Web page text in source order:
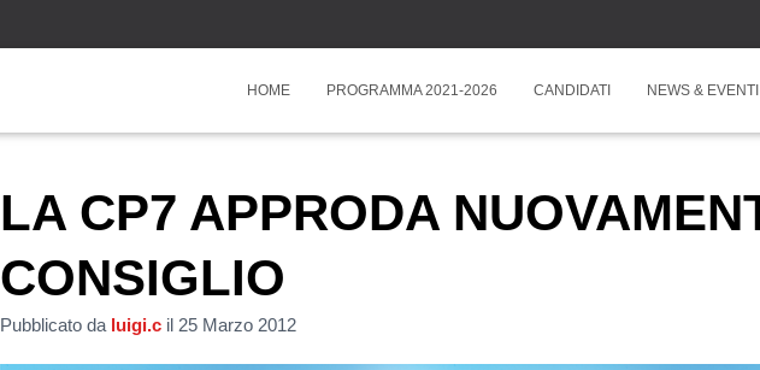
HOME PROGRAMMA 2021-2026 CANDIDATI NEWS & EVENTI
LA CP7 APPRODA
CONSIGLIO
Pubblicato da luigi.c il 25 Marzo 2012